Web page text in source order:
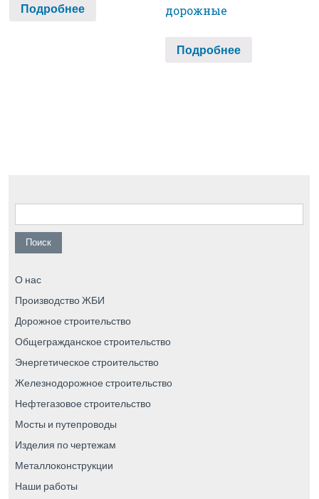
Подробнее
дорожные
Подробнее
Найти:
О нас
Производство ЖБИ
Дорожное строительство
Общегражданское строительство
Энергетическое строительство
Железнодорожное строительство
Нефтегазовое строительство
Мосты и путепроводы
Изделия по чертежам
Металлоконструкции
Наши работы